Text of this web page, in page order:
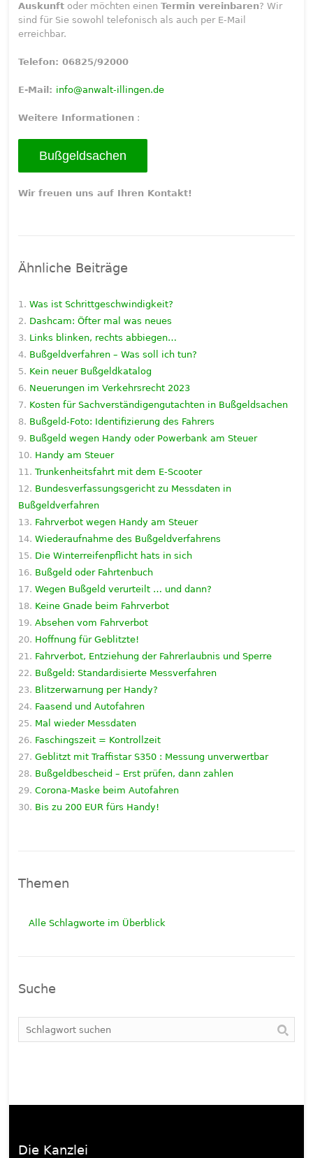
Auskunft oder möchten einenTermin vereinbaren? Wir
sind für Sie sowohl telefonisch als auch per E-Mail
erreichbar.
Telefon: 06825/92000
E-Mail: info@anwalt-illingen.de
Weitere Informationen :
Bußgeldsachen
Wir freuen uns auf Ihren Kontakt!
Ähnliche Beiträge
Was ist Schrittgeschwindigkeit?
Dashcam: Öfter mal was neues
Links blinken, rechts abbiegen…
Bußgeldverfahren – Was soll ich tun?
Kein neuer Bußgeldkatalog
Neuerungen im Verkehrsrecht 2023
Kosten für Sachverständigengutachten in Bußgeldsachen
Bußgeld-Foto: Identifizierung des Fahrers
Bußgeld wegen Handy oder Powerbank am Steuer
Handy am Steuer
Trunkenheitsfahrt mit dem E-Scooter
Bundesverfassungsgericht zu Messdaten in
Bußgeldverfahren
Fahrverbot wegen Handy am Steuer
Wiederaufnahme des Bußgeldverfahrens
Die Winterreifenpflicht hats in sich
Bußgeld oder Fahrtenbuch
Wegen Bußgeld verurteilt … und dann?
Keine Gnade beim Fahrverbot
Absehen vom Fahrverbot
Hoffnung für Geblitzte!
Fahrverbot, Entziehung der Fahrerlaubnis und Sperre
Bußgeld: Standardisierte Messverfahren
Blitzerwarnung per Handy?
Faasend und Autofahren
Mal wieder Messdaten
Faschingszeit = Kontrollzeit
Geblitzt mit Traffistar S350 : Messung unverwertbar
Bußgeldbescheid – Erst prüfen, dann zahlen
Corona-Maske beim Autofahren
Bis zu 200 EUR fürs Handy!
Themen
Alle Schlagworte im Überblick
Suche
Die Kanzlei